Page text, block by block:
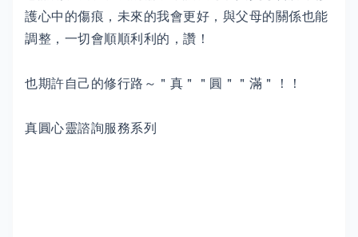
護心中的傷痕，未來的我會更好，與父母的關係也能
調整，一切會順順利利的，讚！
也期許自己的修行路～＂真＂＂圓＂＂滿＂！！
真圓心靈諮詢服務系列